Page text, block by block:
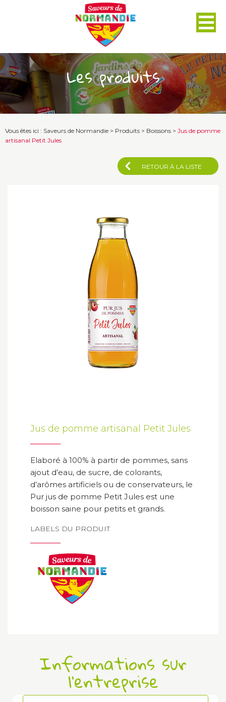
Les produits
Vous êtes ici : Saveurs de Normandie > Produits > Boissons > Jus de pomme
artisanal Petit Jules
RETOUR À LA LISTE
Jus de pomme artisanal Petit Jules
Elaboré à 100% à partir de pommes, sans
ajout d’eau, de sucre, de colorants,
d’arômes artificiels ou de conservateurs, le
Pur jus de pomme Petit Jules est une
boisson saine pour petits et grands.
LABELS DU PRODUIT
Informations sur
l'entreprise
Panneau de gestion des cookies